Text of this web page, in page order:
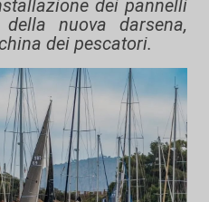
dei pannelli
nuova darsena,
dei pescatori.